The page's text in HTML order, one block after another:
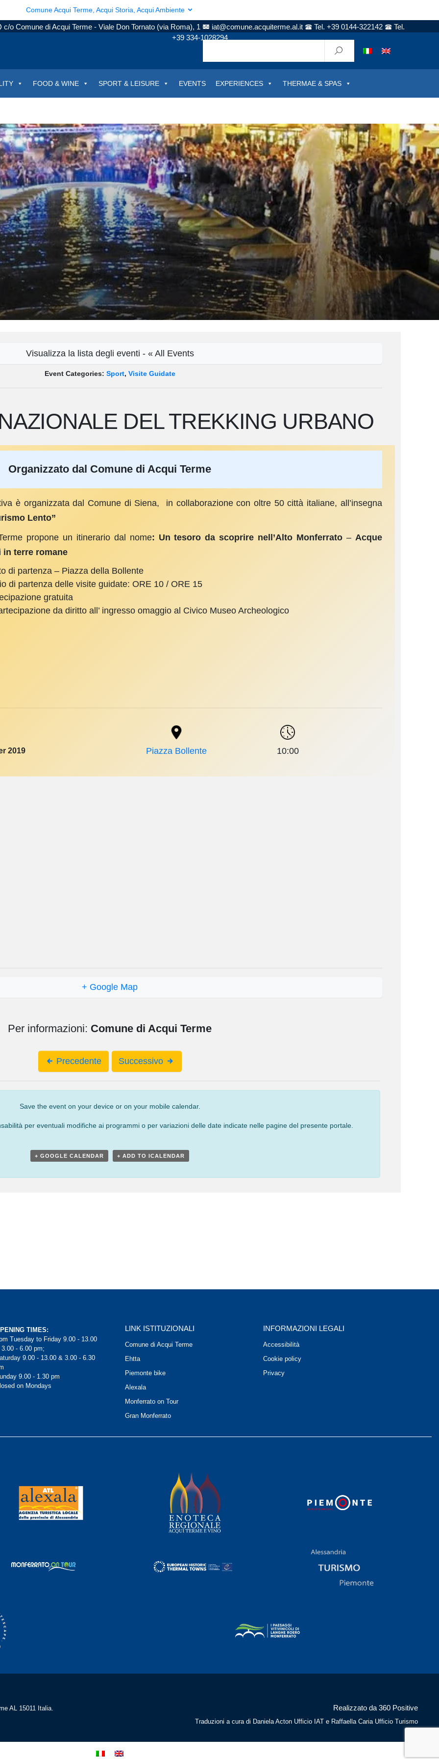
Comune Acqui Terme, Acqui Storia, Acqui Ambiente
c/o Comune di Acqui Terme - Viale Don Tornato (via Roma), 1 iat@comune.acquiterme.al.it Tel. +39 0144-322142
Tel.
+39 334-1028294
FOOD & WINE SPORT & LEISURE EVENTS EXPERIENCES THERMAE & SPAS
Visualizza la lista degli eventi - « All Events
Event Categories: Sport, Visite Guidate
DEL TREKKING URBANO
Organizzato dal Comune di Acqui Terme
è organizzata dal Comune di Siena, in collaborazione con oltre 50 città italiane, all’insegna
Lento”
propone un itinerario dal nome: Un tesoro da scoprire nell’Alto Monferrato – Acque
in terre romane
di partenza – Piazza della Bollente
di partenza delle visite guidate: ORE 10 / ORE 15
gratuita
da diritto all’ ingresso omaggio al Civico Museo Archeologico
2019 Piazza Bollente 10:00
+ Google Map
Per informazioni: Comune di Acqui Terme
Precedente Successivo
Save the event on your device or on your mobile calendar.
per eventuali modifiche ai programmi o per variazioni delle date indicate nelle pagine del presente portale.
+ GOOGLE CALENDAR + ADD TO ICALENDAR
TIMES:
Tuesday to Friday 9.00 - 13.00
3.00 - 6.00 pm;
9.00 - 13.00 & 3.00 - 6.30
9.00 - 1.30 pm
on Mondays
LINK ISTITUZIONALI
Comune di Acqui Terme
Ehtta
Piemonte bike
Alexala
Monferrato on Tour
Gran Monferrato
INFORMAZIONI LEGALI
Accessibilità
Cookie policy
Privacy
AL 15011 Italia.
Realizzato da 360 Positive
Traduzioni a cura di Daniela Acton Ufficio IAT e Raffaella Caria Ufficio Turismo